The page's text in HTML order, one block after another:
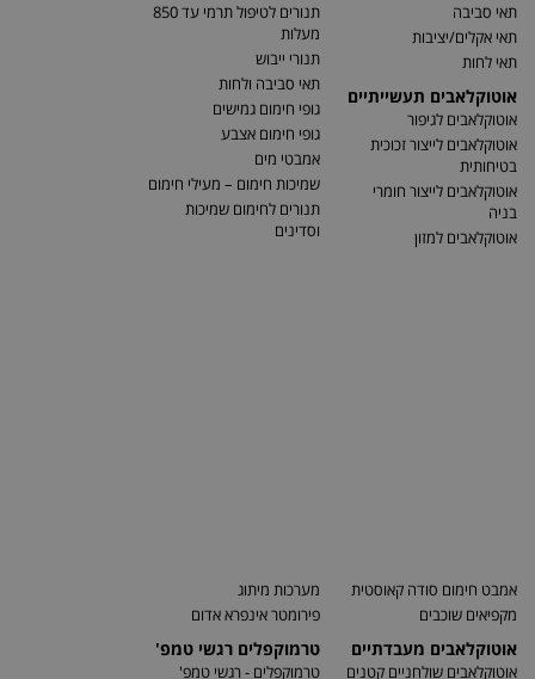
תאי סביבה
תאי אקלים/יציבות
תאי לחות
אוטוקלאבים תעשייתיים
אוטוקלאבים לגיפור
אוטוקלאבים לייצור זכוכית
בטיחותית
אוטוקלאבים לייצור חומרי
בניה
אוטוקלאבים למזון
תנורים לטיפול תרמי עד 850
מעלות
תנורי ייבוש
תאי סביבה ולחות
גופי חימום גמישים
גופי חימום אצבע
אמבטי מים
שמיכות חימום – מעילי חימום
תנורים לחימום שמיכות
וסדינים
אמבט חימום סודה קאוסטית
מקפיאים שוכבים
אוטוקלאבים מעבדתיים
אוטוקלאבים שולחניים קטנים
מערכות מיתוג
פירומטר אינפרא אדום
טרמוקפלים רגשי טמפ'
טרמוקפלים - רגשי טמפ'